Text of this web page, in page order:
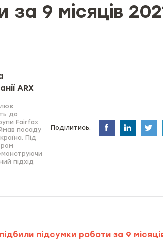
9 місяців
ARX
до
Fairfax
посаду
Під
підхід
Поділитись:
підсумки роботи за 9